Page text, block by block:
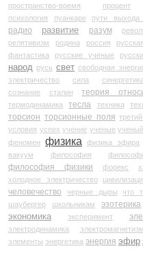
пространство-время
процент
психология
пуанкаре пути выхода
радио развитие разум
релятивизм
родина россия
фантастика
русские ученые
народ русь свет свободная
электричество
сила синергетика
сознание
сталин теория
термодинамика тесла техника
торсион торсионные поля
условия успех учение ученые ученый
феномен физика физика эфира
вакуум
философия
философия физики форекс
холодное электричество
человечество черные дыры
что
шаубергер
школьникам эзотерика
экономика
эксперимент
электродинамика электромагнетизм
элементы энергетика энергия эфир